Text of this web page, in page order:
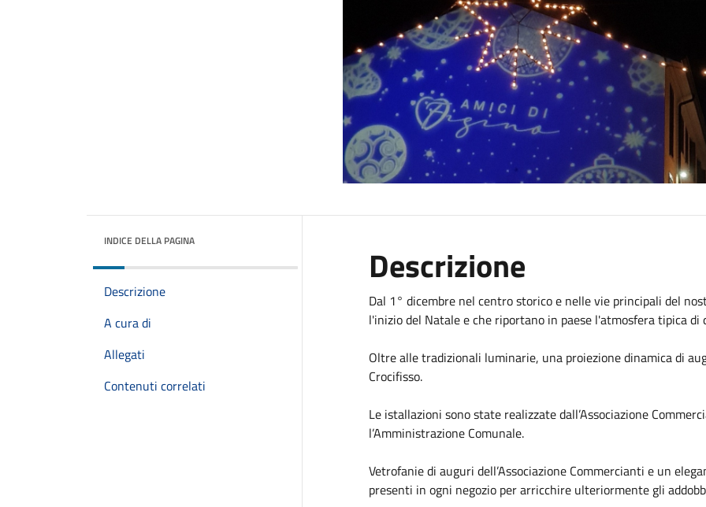
INDICE DELLA PAGINA
Descrizione
A cura di
Allegati
Contenuti correlati
Descrizione
Dal 1° dicembre nel centro storico e nelle vie principali del
l'inizio del Natale e che riportano in paese l'atmosfera tipica di
Oltre alle tradizionali luminarie, una proiezione dinamica di
Crocifisso.
Le istallazioni sono state realizzate dall’Associazione
l’Amministrazione Comunale.
Vetrofanie di auguri dell’Associazione Commercianti e un
presenti in ogni negozio per arricchire ulteriormente gli